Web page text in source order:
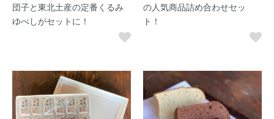
団子と東北土産の定番くるみ
ゆべしがセットに！
の人気商品詰め合わせセッ
ト！